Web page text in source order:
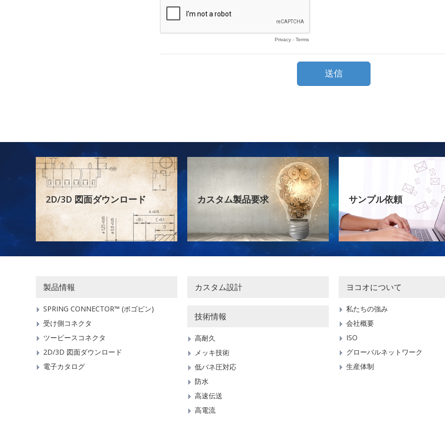
2D/3D 図面ダウンロード カスタム製品要求 サンプル依頼
製品情報
SPRING CONNECTOR™ (ポゴピン)
受け側コネクタ
ツーピースコネクタ
2D/3D 図面ダウンロード
電子カタログ
カスタム設計
技術情報
高耐久
メッキ技術
低バネ圧対応
防水
高速伝送
高電流
ヨコオについて
私たちの強み
会社概要
ISO
グローバルネットワーク
生産体制